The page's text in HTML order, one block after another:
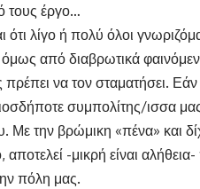
τους έργο…
ότι λίγο ή πολύ όλοι
όμως από διαβρωτικά
να τον σταματήσει. Εάν
συμπολίτης/ισσα
Με την βρώμικη «πένα» και
-μικρή είναι
πόλη μας.